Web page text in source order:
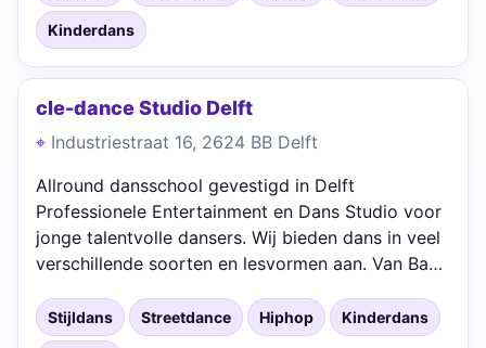
Kinderdans
cle-dance Studio Delft
Industriestraat 16, 2624 BB Delft
Allround dansschool gevestigd in Delft
Professionele Entertainment en Dans Studio voor
jonge talentvolle dansers. Wij bieden dans in veel
verschillende soorten en lesvormen aan. Van Ba…
Stijldans Streetdance Hiphop Kinderdans